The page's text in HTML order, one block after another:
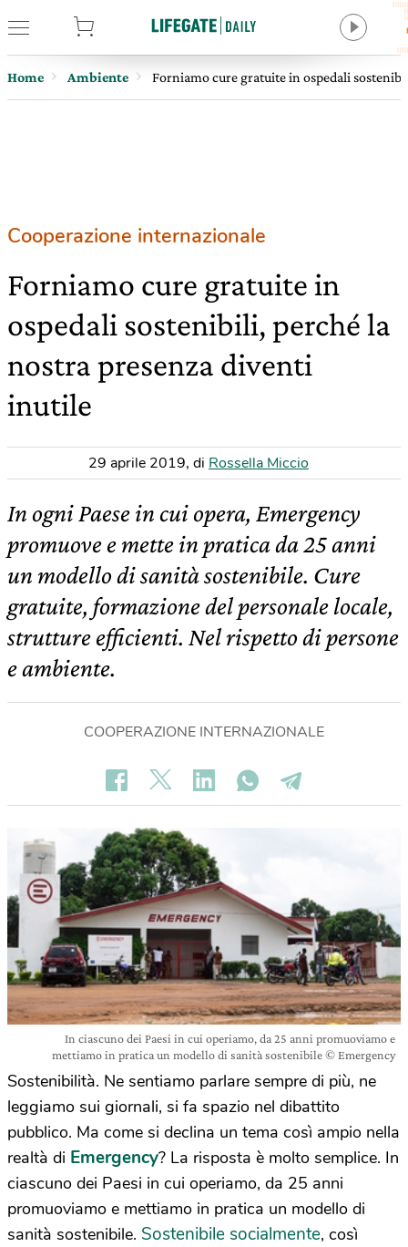
Home Ambiente Forniamo cure gratuite in ospedali
Cooperazione internazionale
Forniamo cure gratuite in
ospedali sostenibili, perché la
nostra presenza diventi
inutile
29 aprile 2019, di Rossella Miccio
In ogni Paese in cui opera, Emergency
promuove e mette in pratica da 25 anni
un modello di sanità sostenibile. Cure
gratuite, formazione del personale locale,
strutture efficienti. Nel rispetto di persone
e ambiente.
COOPERAZIONE INTERNAZIONALE
In ciascuno dei Paesi in cui operiamo, da 25 anni promuoviamo e
mettiamo in pratica un modello di sanità sostenibile © Emergency
Sostenibilità. Ne sentiamo parlare sempre di più, ne
leggiamo sui giornali, si fa spazio nel dibattito
pubblico. Ma come si declina un tema così ampio nella
realtà di Emergency? La risposta è molto semplice. In
ciascuno dei Paesi in cui operiamo, da 25 anni
promuoviamo e mettiamo in pratica un modello di
sanità sostenibile. Sostenibile socialmente, così